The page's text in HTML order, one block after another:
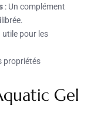
: Un complément
utile pour les
propriétés
Gel